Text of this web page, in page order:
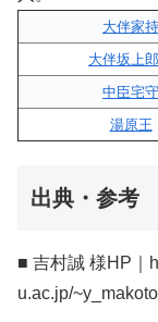
大伴家持
大伴坂上
中臣宅守
湯原王
出典・参考
■ 吉村誠 様HP｜
u.ac.jp/